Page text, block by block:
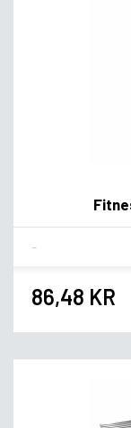
86,48 KR